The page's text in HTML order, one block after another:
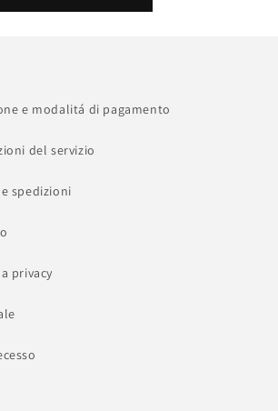
e modalitá di pagamento
del servizio
spedizioni
privacy